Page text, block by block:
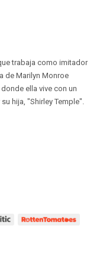
trabaja como imitador
de Marilyn Monroe
ella vive con un
hija, "Shirley Temple".